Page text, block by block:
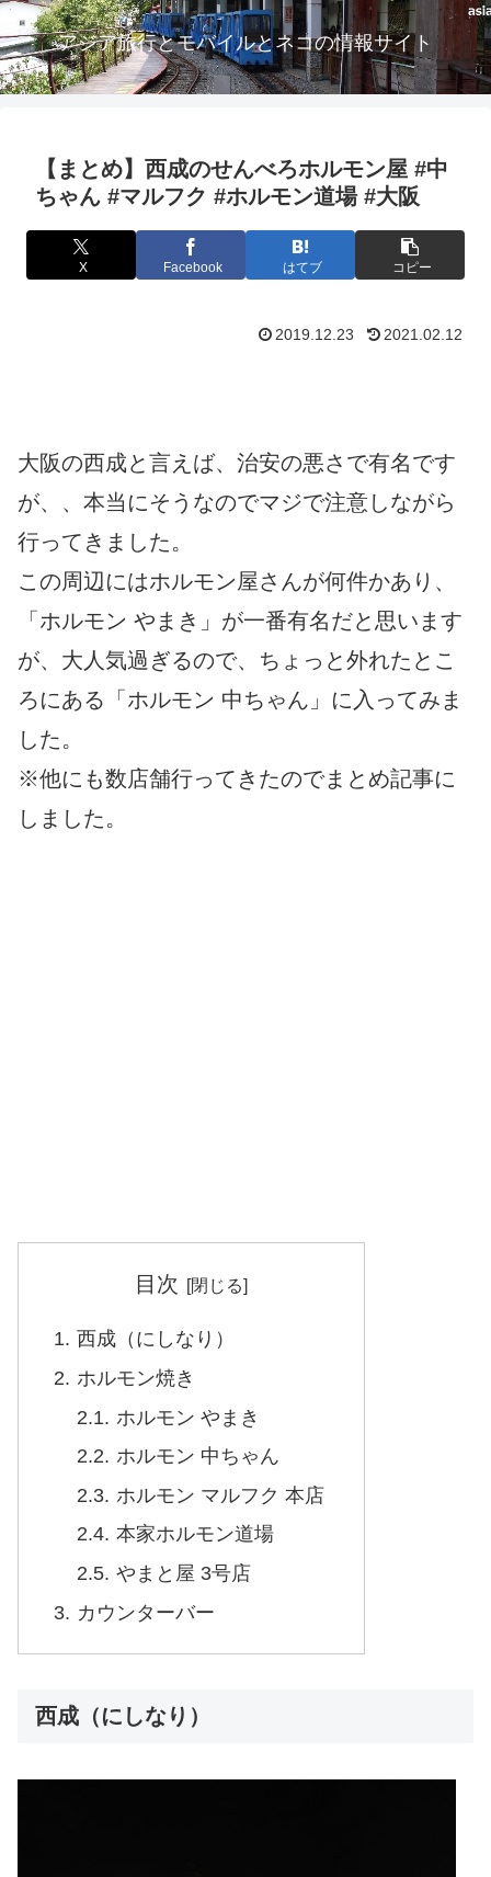
アジア旅行とモバイルとネコの情報サイト
【まとめ】西成のせんべろホルモン屋 #中
ちゃん #マルフク #ホルモン道場 #大阪
X Facebook はてブ コピー
2019.12.23 2021.02.12
大阪の西成と言えば、治安の悪さで有名です
が、、本当にそうなのでマジで注意しながら
行ってきました。
この周辺にはホルモン屋さんが何件かあり、
「ホルモン やまき」が一番有名だと思います
が、大人気過ぎるので、ちょっと外れたとこ
ろにある「ホルモン 中ちゃん」に入ってみま
した。
※他にも数店舗行ってきたのでまとめ記事に
しました。
目次
西成（にしなり）
ホルモン焼き
ホルモン やまき
ホルモン 中ちゃん
ホルモン マルフク 本店
本家ホルモン道場
やまと屋 3号店
カウンターバー
西成（にしなり）